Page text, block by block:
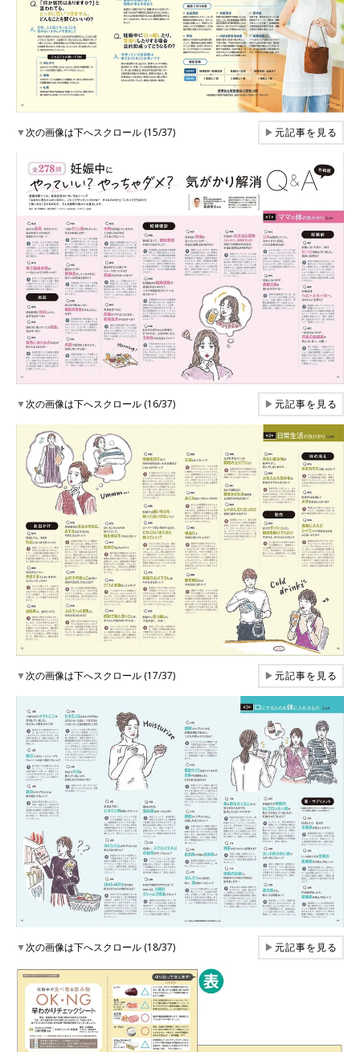
▼次の画像は下へスクロール (15/37) ▶元記事を見る
▼次の画像は下へスクロール (16/37) ▶元記事を見る
▼次の画像は下へスクロール (17/37) ▶元記事を見る
▼次の画像は下へスクロール (18/37) ▶元記事を見る